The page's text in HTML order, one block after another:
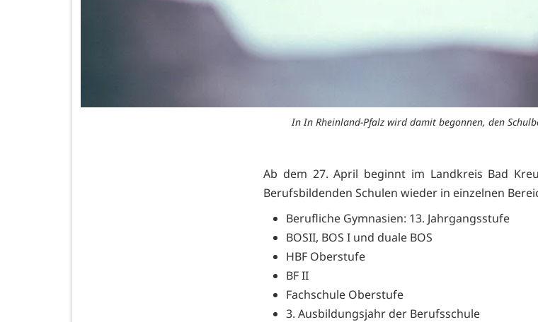
In In Rheinland-Pfalz wird damit begonnen, den
Ab dem 27. April beginnt im Landkreis Bad
Berufsbildenden Schulen wieder in einzelnen
Berufliche Gymnasien: 13. Jahrgangsstufe
BOSII, BOS I und duale BOS
HBF Oberstufe
BF II
Fachschule Oberstufe
3. Ausbildungsjahr der Berufsschule